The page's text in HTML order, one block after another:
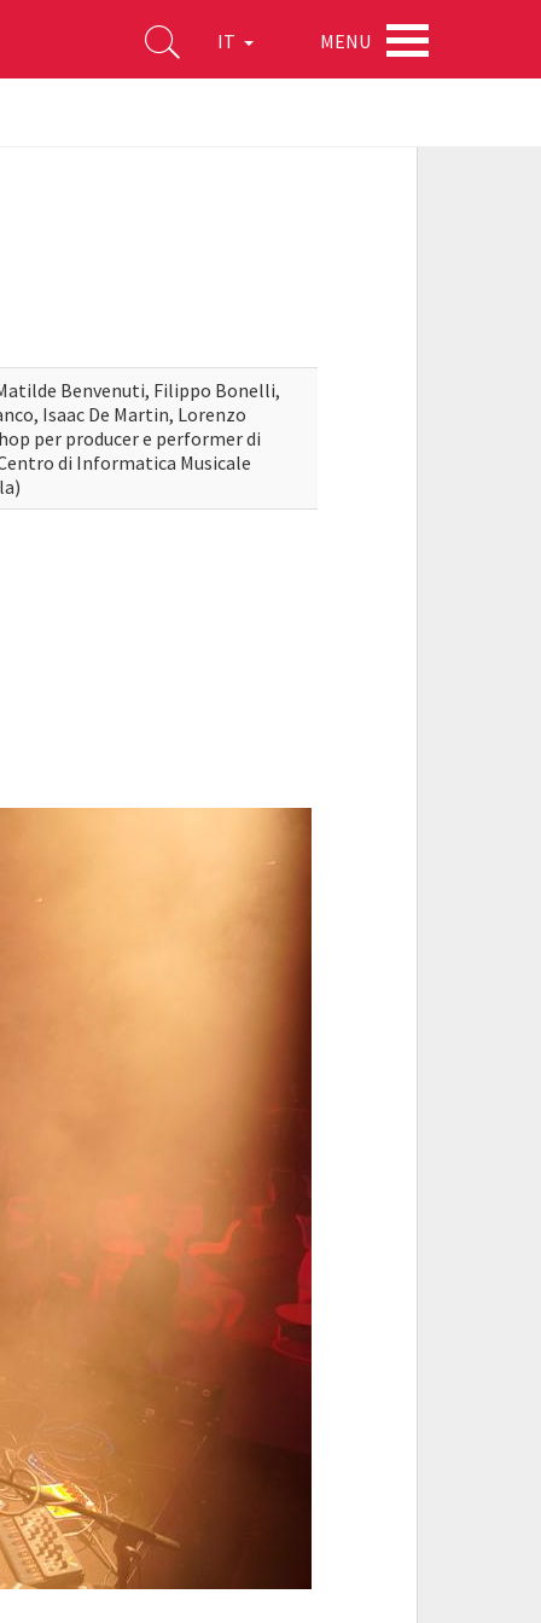
IT MENU
Benvenuti, Filippo Bonelli,
Isaac De Martin, Lorenzo
per producer e performer di
di Informatica Musicale